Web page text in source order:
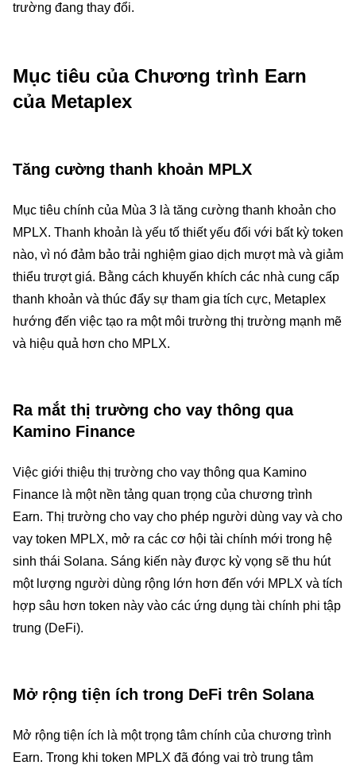
trường đang thay đổi.
Mục tiêu của Chương trình Earn
của Metaplex
Tăng cường thanh khoản MPLX
Mục tiêu chính của Mùa 3 là tăng cường thanh khoản cho
MPLX. Thanh khoản là yếu tố thiết yếu đối với bất kỳ token
nào, vì nó đảm bảo trải nghiệm giao dịch mượt mà và giảm
thiểu trượt giá. Bằng cách khuyến khích các nhà cung cấp
thanh khoản và thúc đẩy sự tham gia tích cực, Metaplex
hướng đến việc tạo ra một môi trường thị trường mạnh mẽ
và hiệu quả hơn cho MPLX.
Ra mắt thị trường cho vay thông qua
Kamino Finance
Việc giới thiệu thị trường cho vay thông qua Kamino
Finance là một nền tảng quan trọng của chương trình
Earn. Thị trường cho vay cho phép người dùng vay và cho
vay token MPLX, mở ra các cơ hội tài chính mới trong hệ
sinh thái Solana. Sáng kiến này được kỳ vọng sẽ thu hút
một lượng người dùng rộng lớn hơn đến với MPLX và tích
hợp sâu hơn token này vào các ứng dụng tài chính phi tập
trung (DeFi).
Mở rộng tiện ích trong DeFi trên Solana
Mở rộng tiện ích là một trọng tâm chính của chương trình
Earn. Trong khi token MPLX đã đóng vai trò trung tâm